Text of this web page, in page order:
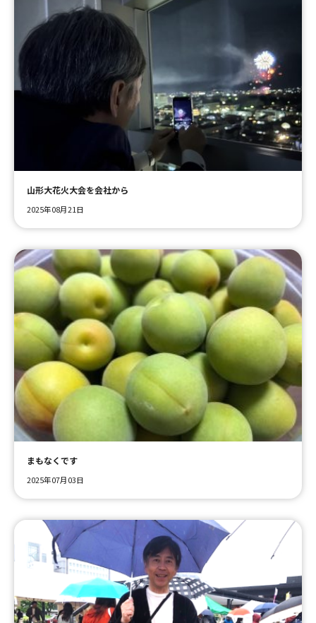
山形大花火大会を会社から
2025年08月21日
まもなくです
2025年07月03日